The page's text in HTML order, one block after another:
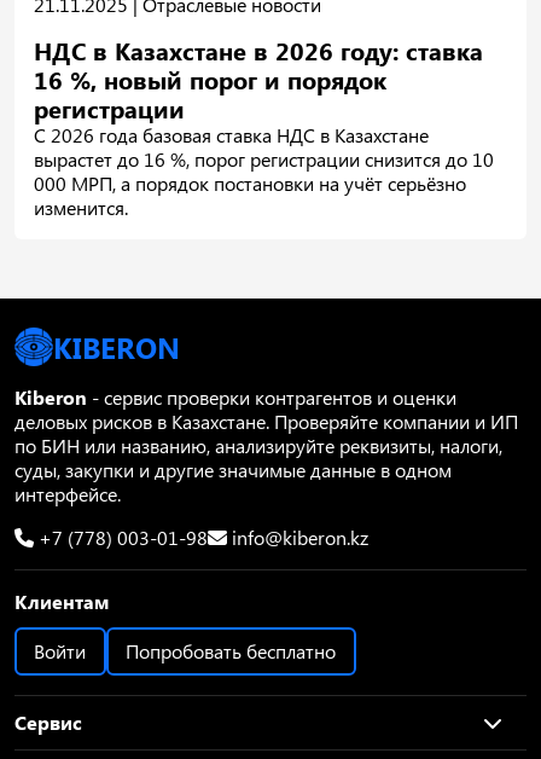
НДС в Казахстане в 2026 году: ставка
16 %, новый порог и порядок
регистрации
С 2026 года базовая ставка НДС в Казахстане
вырастет до 16 %, порог регистрации снизится до 10
000 МРП, а порядок постановки на учёт серьёзно
изменится.
KIBERON
Kiberon - сервис проверки контрагентов и оценки
деловых рисков в Казахстане. Проверяйте компании и ИП
по БИН или названию, анализируйте реквизиты, налоги,
суды, закупки и другие значимые данные в одном
интерфейсе.
+7 (778) 003-01-98
info@kiberon.kz
Клиентам
Войти
Попробовать бесплатно
Сервис